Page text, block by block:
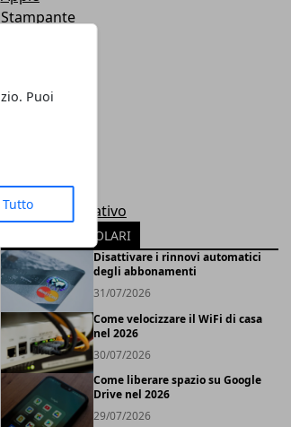
Puoi
Stampante
Tablet
Microsoft
Sistema Operativo
ARTICOLI POPOLARI
Disattivare i rinnovi automatici
degli abbonamenti
31/07/2026
Come velocizzare il WiFi di casa
nel 2026
30/07/2026
Come liberare spazio su Google
Drive nel 2026
29/07/2026